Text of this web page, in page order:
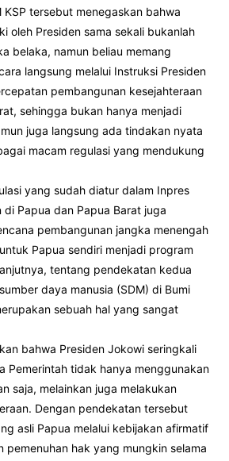
KSP tersebut menegaskan bahwa
oleh Presiden sama sekali bukanlah
belaka, namun beliau memang
langsung melalui Instruksi Presiden
pembangunan kesejahteraan
sehingga bukan hanya menjadi
juga langsung ada tindakan nyata
macam regulasi yang mendukung
yang sudah diatur dalam Inpres
Papua dan Papua Barat juga
pembangunan jangka menengah
Papua sendiri menjadi program
tentang pendekatan kedua
daya manusia (SDM) di Bumi
sebuah hal yang sangat
bahwa Presiden Jokowi seringkali
Pemerintah tidak hanya menggunakan
saja, melainkan juga melakukan
Dengan pendekatan tersebut
asli Papua melalui kebijakan afirmatif
pemenuhan hak yang mungkin selama